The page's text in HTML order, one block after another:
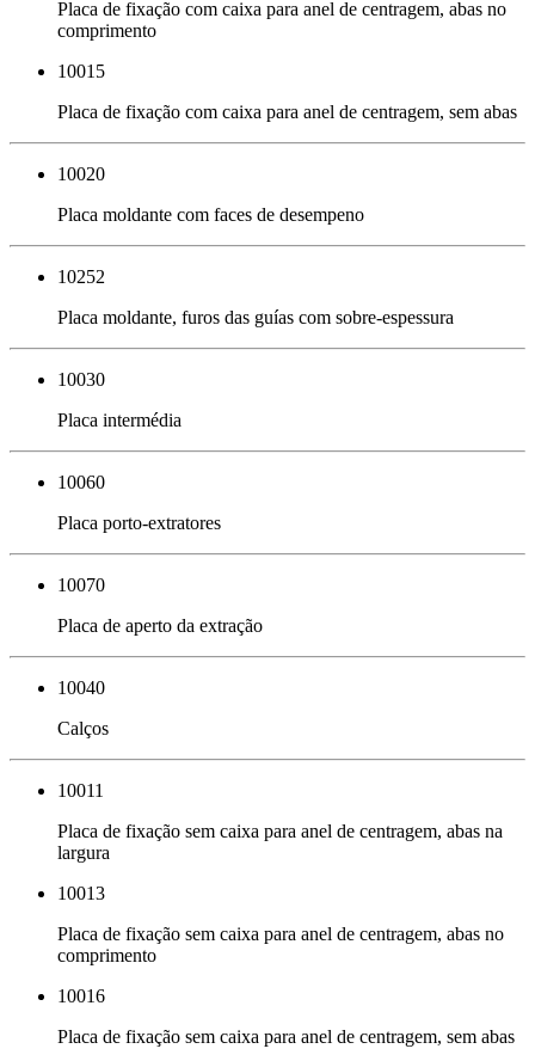
Placa de fixação com caixa para anel de centragem, abas no
comprimento
10015
Placa de fixação com caixa para anel de centragem, sem abas
10020
Placa moldante com faces de desempeno
10252
Placa moldante, furos das guías com sobre-espessura
10030
Placa intermédia
10060
Placa porto-extratores
10070
Placa de aperto da extração
10040
Calços
10011
Placa de fixação sem caixa para anel de centragem, abas na
largura
10013
Placa de fixação sem caixa para anel de centragem, abas no
comprimento
10016
Placa de fixação sem caixa para anel de centragem, sem abas